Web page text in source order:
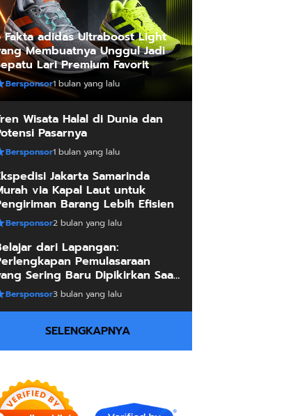
yang lalu
Wisata Halal di Dunia dan
Gaming Refresh Rate 144Hz
lalu
Fakta adidas Ultraboost Light
Membuatnya Unggul Jadi
Lari Premium Favorit
Bersponsor1 bulan yang lalu
Wisata Halal di Dunia dan
Pasarnya
Bersponsor1 bulan yang lalu
Jakarta Samarinda
via Kapal Laut untuk
Barang Lebih Efisien
Bersponsor2 bulan yang lalu
dari Lapangan:
Pemulasaraan
Sering Baru Dipikirkan Saat
Mendesak
Bersponsor3 bulan yang lalu
SELENGKAPNYA